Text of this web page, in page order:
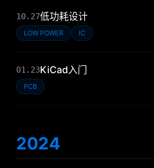
10.27低功耗设计
LOW POWER IC
01.23KiCad入门
PCB
2024